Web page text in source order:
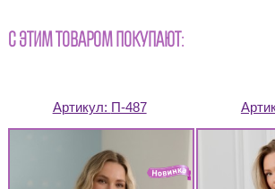
С ЭТИМ ТОВАРОМ ПОКУПАЮТ:
Артикул: П-487